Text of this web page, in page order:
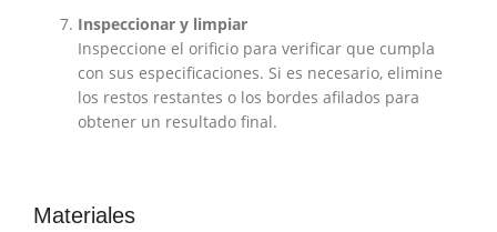
Inspeccionar y limpiar
Inspeccione el orificio para verificar que cumpla
con sus especificaciones. Si es necesario, elimine
los restos restantes o los bordes afilados para
obtener un resultado final.
Materiales